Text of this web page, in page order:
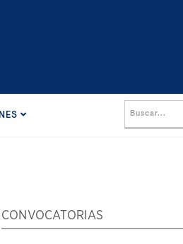
CONVOCATORIAS